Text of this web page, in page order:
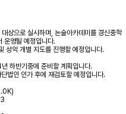
상으로 실시하며, 논술아카데미를 경신중학
운영될 예정입니다.
성악 개별 지도를 진행할 예정입니다.
하반기중에 준비할 계획입니다.
법인 인가 후에 재검토할 예정입니다.